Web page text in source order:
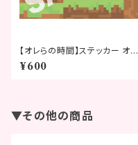
【オレらの時間】ステッカー オレ
じかロゴVer.
¥600
▼その他の商品